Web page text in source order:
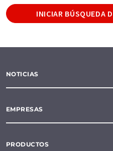
INICIAR BÚSQUEDA
NOTICIAS
EMPRESAS
PRODUCTOS